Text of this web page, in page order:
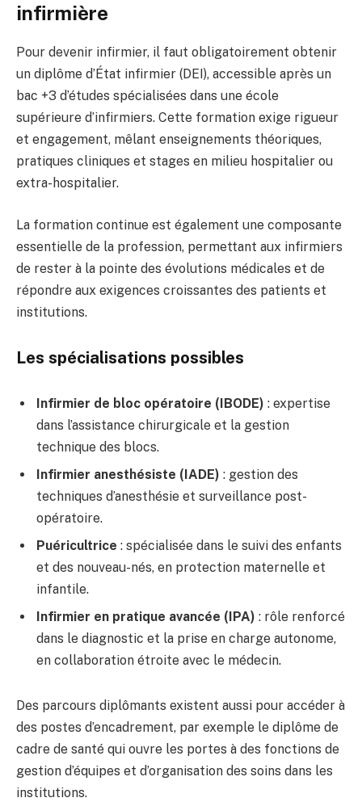
infirmière
Pour devenir infirmier, il faut obligatoirement obtenir
un diplôme d’État infirmier (DEI), accessible après un
bac +3 d’études spécialisées dans une école
supérieure d’infirmiers. Cette formation exige rigueur
et engagement, mêlant enseignements théoriques,
pratiques cliniques et stages en milieu hospitalier ou
extra-hospitalier.
La formation continue est également une composante
essentielle de la profession, permettant aux infirmiers
de rester à la pointe des évolutions médicales et de
répondre aux exigences croissantes des patients et
institutions.
Les spécialisations possibles
Infirmier de bloc opératoire (IBODE) : expertise
dans l’assistance chirurgicale et la gestion
technique des blocs.
Infirmier anesthésiste (IADE) : gestion des
techniques d’anesthésie et surveillance post-
opératoire.
Puéricultrice : spécialisée dans le suivi des enfants
et des nouveau-nés, en protection maternelle et
infantile.
Infirmier en pratique avancée (IPA) : rôle renforcé
dans le diagnostic et la prise en charge autonome,
en collaboration étroite avec le médecin.
Des parcours diplômants existent aussi pour accéder à
des postes d’encadrement, par exemple le diplôme de
cadre de santé qui ouvre les portes à des fonctions de
gestion d’équipes et d’organisation des soins dans les
institutions.